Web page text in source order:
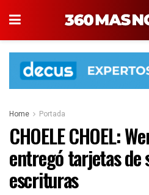
Home Portada
CHOELE CHOEL:
entregó tarjetas de
escrituras